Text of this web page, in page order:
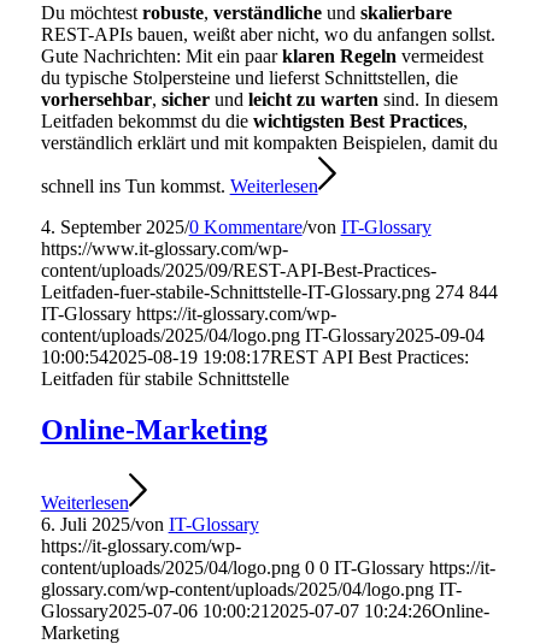
Du möchtest robuste, verständlicheund skalierbare
REST-APIs bauen, weißt aber nicht, wo du anfangen sollst.
Gute Nachrichten: Mit ein paarklaren Regeln vermeidest
du typische Stolpersteine und lieferst Schnittstellen, die
vorhersehbar, sicherund leicht zu warten sind. In diesem
Leitfaden bekommst du die wichtigsten Best Practices,
verständlich erklärt und mit kompakten Beispielen, damit du
schnell ins Tun kommst. Weiterlesen
4. September 2025/0 Kommentare/von IT-Glossary
https://www.it-glossary.com/wp-
content/uploads/2025/09/REST-API-Best-Practices-
Leitfaden-fuer-stabile-Schnittstelle-IT-Glossary.png 274 844
IT-Glossary https://it-glossary.com/wp-
content/uploads/2025/04/logo.png IT-Glossary2025-09-04
10:00:542025-08-19 19:08:17REST API Best Practices:
Leitfaden für stabile Schnittstelle
Online-Marketing
Weiterlesen
6. Juli 2025/von IT-Glossary
https://it-glossary.com/wp-
content/uploads/2025/04/logo.png 0 0 IT-Glossary https://it-
glossary.com/wp-content/uploads/2025/04/logo.png IT-
Glossary2025-07-06 10:00:21 2025-07-07 10:24:26Online-
Marketing